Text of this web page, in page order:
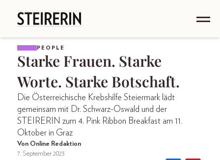
PEOPLE
Starke Frauen. Starke
Worte. Starke Botschaft.
Die Österreichische Krebshilfe Steiermark lädt
gemeinsam mit Dr. Schwarz-Oswald und der
STEIRERIN zum 4. Pink Ribbon Breakfast am 11.
Oktober in Graz
Von Online Redaktion
7. September 2023